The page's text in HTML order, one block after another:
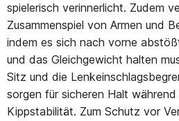
spielerisch verinnerlicht. Zudem
Zusammenspiel von Armen und
indem es sich nach vorne
und das Gleichgewicht halten
Sitz und die
sorgen für sicheren Halt
Kippstabilität. Zum Schutz vor